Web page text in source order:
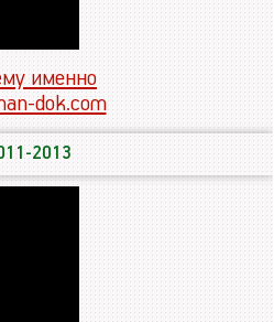
именно
dok.com
2013